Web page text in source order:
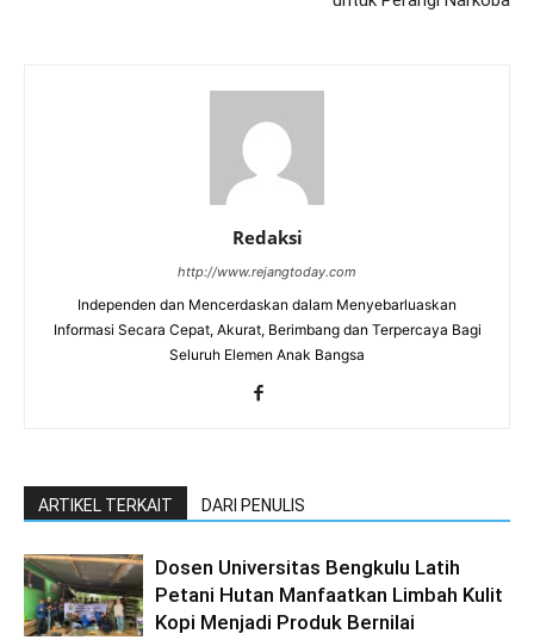
Redaksi
http://www.rejangtoday.com
Independen dan Mencerdaskan dalam Menyebarluaskan
Informasi Secara Cepat, Akurat, Berimbang dan Terpercaya Bagi
Seluruh Elemen Anak Bangsa
ARTIKEL TERKAIT DARI PENULIS
Dosen Universitas Bengkulu Latih
Petani Hutan Manfaatkan Limbah Kulit
Kopi Menjadi Produk Bernilai